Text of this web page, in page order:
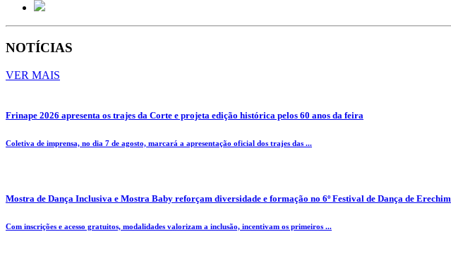
NOTÍCIAS
VER MAIS
Frinape 2026 apresenta os trajes da Corte e projeta edição histórica pelos 60 anos da feira
Coletiva de imprensa, no dia 7 de agosto, marcará a apresentação oficial dos trajes das ...
Mostra de Dança Inclusiva e Mostra Baby reforçam diversidade e formação no 6º Festival de Dança de Erechim
Com inscrições e acesso gratuitos, modalidades valorizam a inclusão, incentivam os primeiros ...